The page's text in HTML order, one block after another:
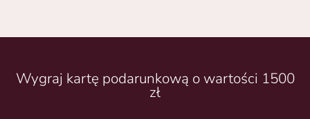
Wygraj kartę podarunkową o wartości 1500
zł